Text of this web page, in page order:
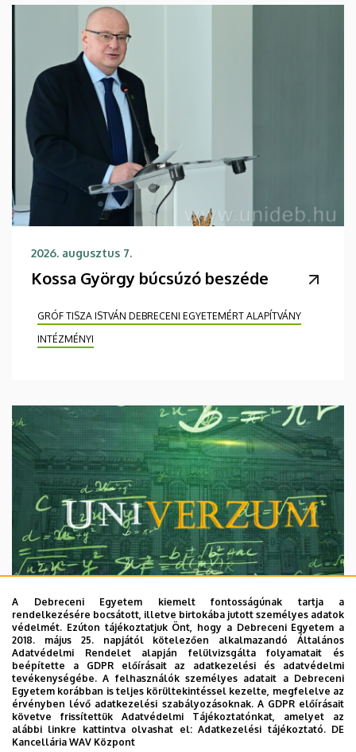
2026. augusztus 7.
Kossa György búcsúzó beszéde
GRÓF TISZA ISTVÁN DEBRECENI EGYETEMÉRT ALAPÍTVÁNY
INTÉZMÉNYI
2026. augusztus 7.
Univerzum: A Debreceni Egyetem
titkos receptjei
KUTATÁS TUDOMÁNY
A Debreceni Egyetem kiemelt fontosságúnak tartja a
rendelkezésére bocsátott, illetve birtokába jutott személyes adatok
védelmét. Ezúton tájékoztatjuk Önt, hogy a Debreceni Egyetem a
2018. május 25. napjától kötelezően alkalmazandó Általános
Adatvédelmi Rendelet alapján felülvizsgálta folyamatait és
beépítette a GDPR előírásait az adatkezelési és adatvédelmi
tevékenységébe. A felhasználók személyes adatait a Debreceni
Egyetem korábban is teljes körültekintéssel kezelte, megfelelve az
érvényben lévő adatkezelési szabályozásoknak. A GDPR előírásait
követve frissítettük Adatvédelmi Tájékoztatónkat, amelyet az
alábbi linkre kattintva olvashat el:Adatkezelési tájékoztató. DE
Kancellária WAV Központ